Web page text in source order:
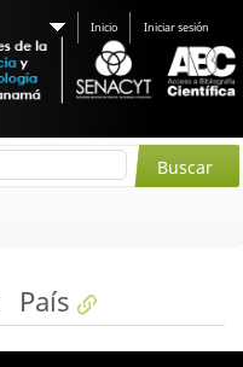
Inicio Iniciar sesión
País